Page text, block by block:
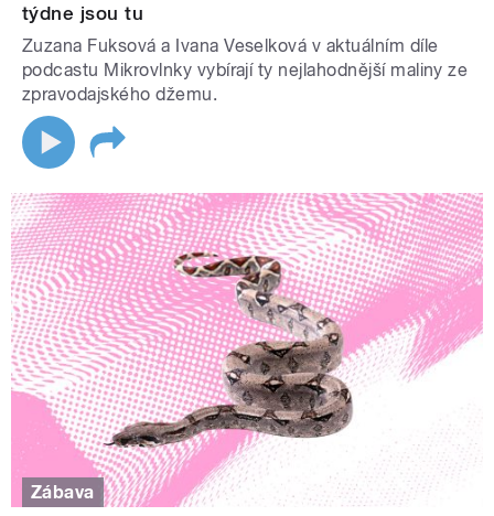
týdne jsou tu
Zuzana Fuksová a Ivana Veselková v aktuálním díle
podcastu Mikrovlnky vybírají ty nejlahodnější maliny ze
zpravodajského džemu.
Zábava